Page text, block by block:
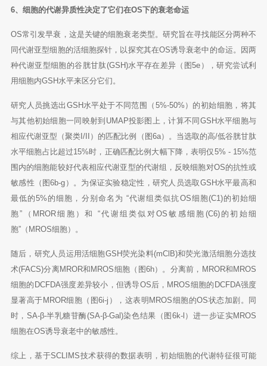
6、细胞的代谢异质性决定了它们在OS下的衰老命运
OS常引发早衰，这是关键的细胞衰老类型。研究旨在寻找能区分两种不
同代谢亚型细胞的活细胞探针，以探究其在OS诱导衰老中的命运。因两
种代谢亚型细胞的谷胱甘肽(GSH)水平存在差异（图5e），研究尝试利
用细胞内GSH水平来区分它们。
研究人员挑选出GSH水平处于不同范围（5%-50%）的初始细胞，将其
与其他初始细胞一同映射到UMAP投影图上，计算不同GSH水平细胞与
相应代谢亚型（聚类I/II）的匹配比例（图6a）。当选取的高/低谷胱甘肽
水平细胞占比超过15%时，正确匹配比例大幅下降，表明仅5% - 15%范
围内的细胞能较好代表相应代谢亚型的代谢组，反映细胞对OS的抗性或
敏感性（图6b-g）。为保证实验稳定性，研究人员选取GSH水平最高和
最低的5%的细胞，分别命名为 “代谢组类似抗OS细胞(C1)的初始细
胞”（MROR细胞）和 “代谢组类似对OS敏感细胞(C6)的初始细
胞”（MROS细胞）。
随后，研究人员运用活细胞GSH荧光染料(mClB)和荧光激活细胞分选技
术(FACS)分离MROR和MROS细胞（图6h）。分离前，MROR和MROS
细胞的DCFDA强度差异较小，但诱导OS后，MROS细胞的DCFDA强度
显著高于MROR细胞（图6i-j），这表明MROS细胞的OS状态加剧。同
时，SA-β-半乳糖苷酶(SA-β-Gal)染色结果（图6k-l）进一步证实MROS
细胞在OS诱导衰老中的敏感性。
综上，基于SCLIMS技术获得的数据表明，初始细胞的代谢特征很可能